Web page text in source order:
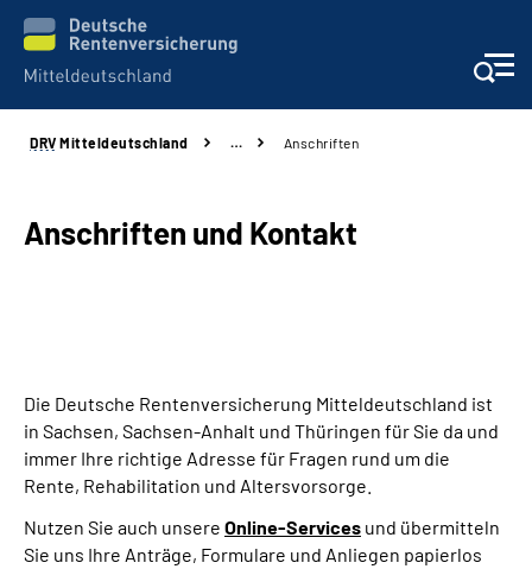
Aktuelles
Beratung und Kontakt
Presse
Über uns
Online-Services
DRV Mitteldeutschland … Anschriften
Anschriften und Kontakt
Die Deutsche Rentenversicherung Mitteldeutschland ist
in Sachsen, Sachsen-Anhalt und Thüringen für Sie da und
immer Ihre richtige Adresse für Fragen rund um die
Rente, Rehabilitation und Altersvorsorge.
Nutzen Sie auch unsere Online-Services und übermitteln
Sie uns Ihre Anträge, Formulare und Anliegen papierlos